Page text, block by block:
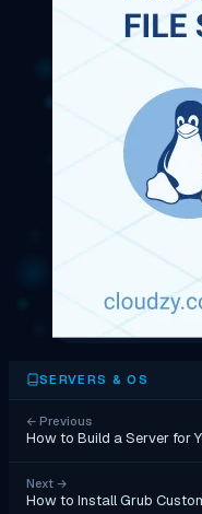
SERVERS & OS
← Previous
How to Build a Server for
Next →
How to Install Grub